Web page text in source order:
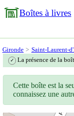
Boîtes à livres
Gironde Saint-Laurent-
✓ La présence de la
Cette boîte est la
connaissez une